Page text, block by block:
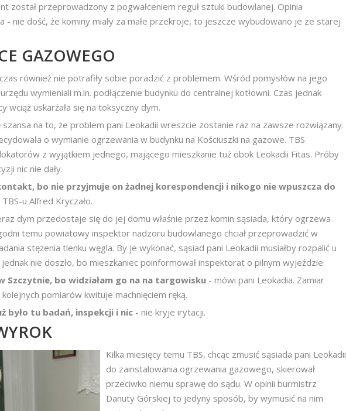
został przeprowadzony z pogwałceniem reguł sztuki budowlanej. Opinia
- nie dość, że kominy miały za małe przekroje, to jeszcze wybudowano je ze starej
GAZOWEGO
również nie potrafiły sobie poradzić z problemem. Wśród pomysłów na jego
wymieniali m.in. podłączenie budynku do centralnej kotłowni. Czas jednak
wciąż uskarżała się na toksyczny dym.
szansa na to, że problem pani Leokadii wreszcie zostanie raz na zawsze rozwiązany.
o wymianie ogrzewania w budynku na Kościuszki na gazowe. TBS
z wyjątkiem jednego, mającego mieszkanie tuż obok Leokadii Fitas. Próby
nic nie dały.
bo nie przyjmuje on żadnej korespondencji i nikogo nie wpuszcza do
u Alfred Kryczało.
dym przedostaje się do jej domu właśnie przez komin sąsiada, który ogrzewa
temu powiatowy inspektor nadzoru budowlanego chciał przeprowadzić w
stężenia tlenku węgla. By je wykonać, sąsiad pani Leokadii musiałby rozpalić u
nie doszło, bo mieszkaniec poinformował inspektorat o pilnym wyjeździe.
Szczytnie, bo widziałam go na na targowisku - mówi pani Leokadia. Zamiar
pomiarów kwituje machnięciem ręką.
było tu badań, inspekcji i nic - nie kryje irytacji.
Kilka miesięcy temu TBS, chcąc zmusić sąsiada pani Leokadii
do zainstalowania ogrzewania gazowego, skierował
przeciwko niemu sprawę do sądu. W opinii burmistrz
Danuty Górskiej to jedyny sposób, by wymusić na nim